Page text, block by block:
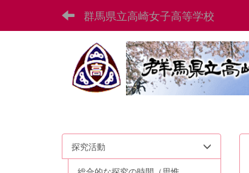
群馬県立高崎女子高等学校
探究活動